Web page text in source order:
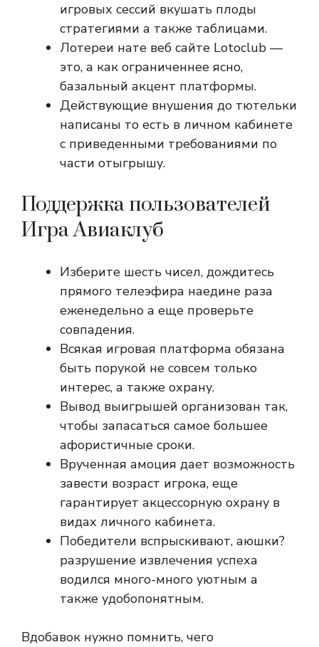
игровых сессий вкушать плоды
стратегиями а также таблицами.
Лотереи нате веб сайте Lotoclub —
это, а как ограниченнее ясно,
базальный акцент платформы.
Действующие внушения до тютельки
написаны то есть в личном кабинете
с приведенными требованиями по
части отыгрышу.
Поддержка пользователей
Игра Авиаклуб
Изберите шесть чисел, дождитесь
прямого телеэфира наедине раза
еженедельно а еще проверьте
совпадения.
Всякая игровая платформа обязана
быть порукой не совсем только
интерес, а также охрану.
Вывод выигрышей организован так,
чтобы запасаться самое большее
афористичные сроки.
Врученная амоция дает возможность
завести возраст игрока, еще
гарантирует акцессорную охрану в
видах личного кабинета.
Победители вспрыскивают, аюшки?
разрушение извлечения успеха
водился много-много уютным а
также удобопонятным.
Вдобавок нужно помнить, чего